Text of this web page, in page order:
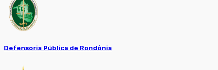
Defensoria Pública de Rondônia